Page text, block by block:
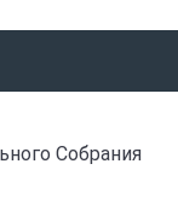
Собрания